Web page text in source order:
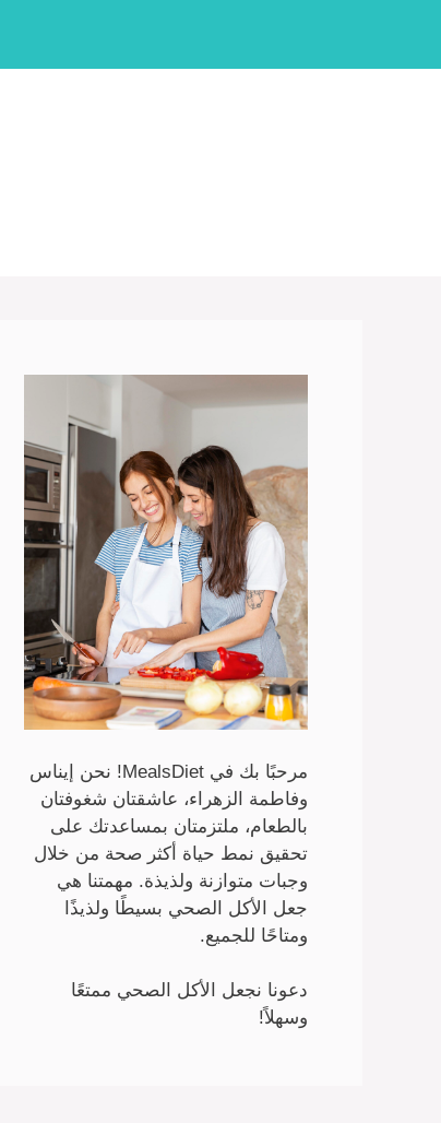
المحتوى
مرحبًا بك في MealsDiet! نحن إيناس
وفاطمة الزهراء، عاشقتان شغوفتان
بالطعام، ملتزمتان بمساعدتك على
تحقيق نمط حياة أكثر صحة من خلال
وجبات متوازنة ولذيذة. مهمتنا هي
جعل الأكل الصحي بسيطًا ولذيذًا
ومتاحًا للجميع.
دعونا نجعل الأكل الصحي ممتعًا
وسهلاً!